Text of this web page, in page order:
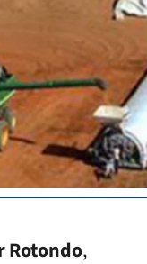
Rotondo,